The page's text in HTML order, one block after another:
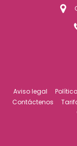
Aviso legal
Contáctenos